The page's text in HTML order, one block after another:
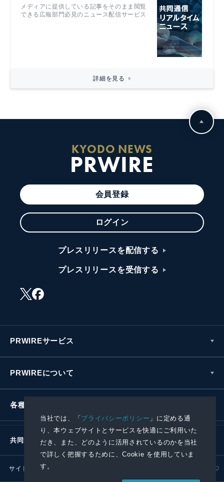
当社では、「プライバシーポリシー 」に定める通
り、本ウェブサイトとサービスを快適にご利用いた
だき、また、どのように活用されているのかを当社
で詳しく把握するために、Cookie を使用していま
す。
メディアに提供している記事をそのまま閲覧
できる広報部門必見のニュース配信サービス
詳細を見る
KYODO NEWS
PRWIRE
会員登録
ログイン
プレスリリースを配信する
プレスリリースを受信する
PRWIREサービス
PRWIREについて
各種お問い合わせ
共同通信社グループ
サイトポリシー